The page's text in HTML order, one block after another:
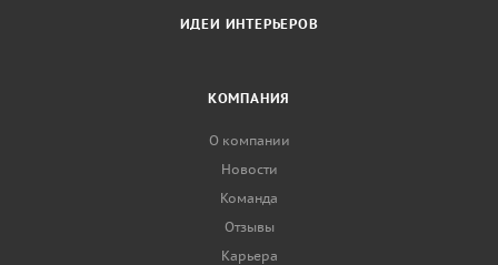
ИДЕИ ИНТЕРЬЕРОВ
КОМПАНИЯ
О компании
Новости
Команда
Отзывы
Карьера